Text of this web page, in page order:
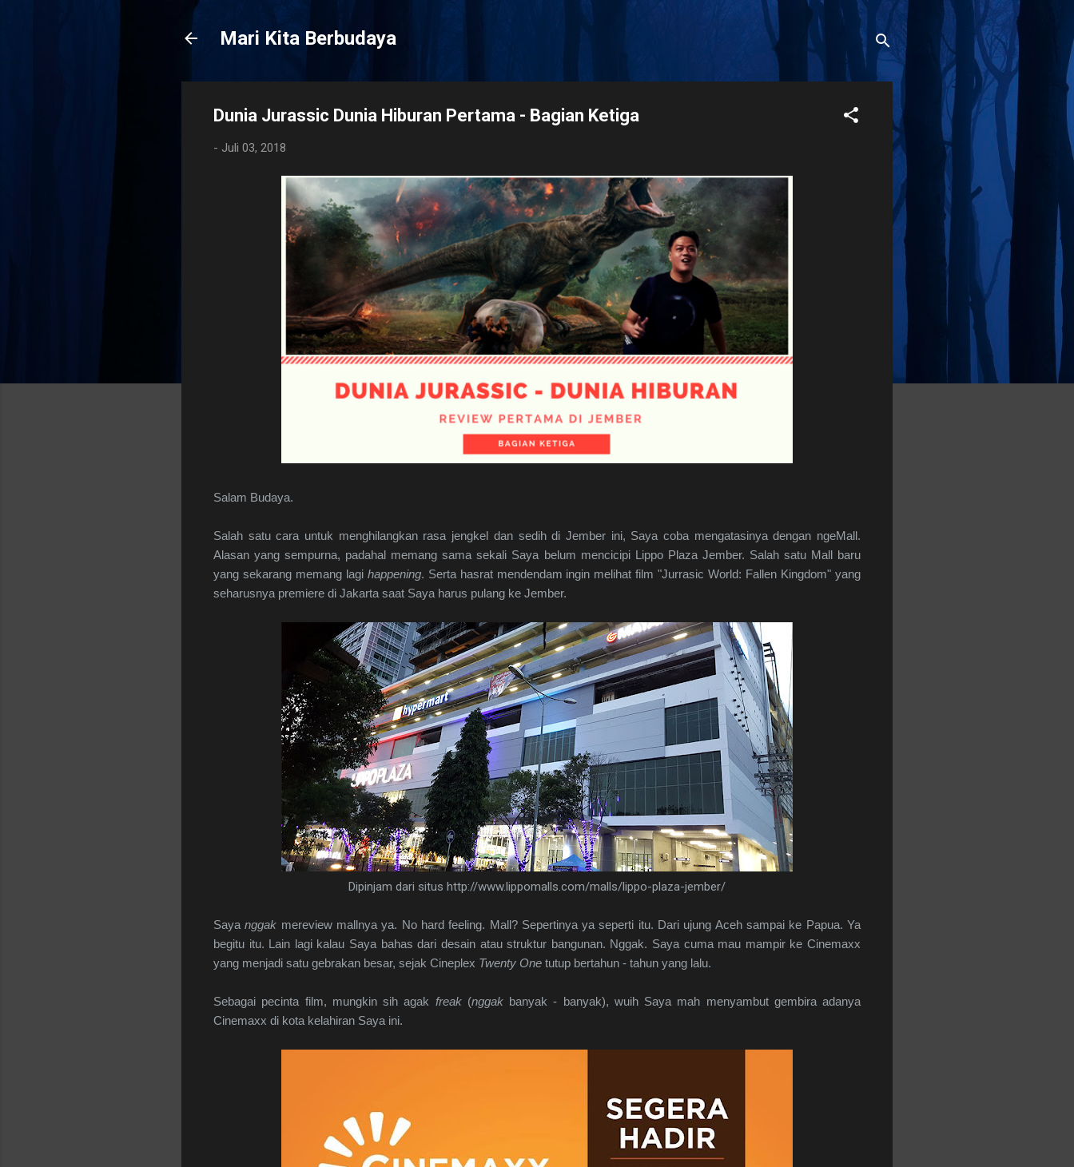
Mari Kita Berbudaya
Dunia Jurassic Dunia Hiburan Pertama - Bagian Ketiga
- Juli 03, 2018
Salam Budaya.
Salah satu cara untuk menghilangkan rasa jengkel dan sedih di Jember ini, Saya coba mengatasinya dengan ngeMall.
Alasan yang sempurna, padahal memang sama sekali Saya belum mencicipi Lippo Plaza Jember. Salah satu Mall baru
yang sekarang memang lagi happening. Serta hasrat mendendam ingin melihat film "Jurrasic World: Fallen Kingdom" yang
seharusnya premiere di Jakarta saat Saya harus pulang ke Jember.
Dipinjam dari situs http://www.lippomalls.com/malls/lippo-plaza-jember/
Sayanggak mereview mallnya ya. No hard feeling. Mall? Sepertinya ya seperti itu. Dari ujung Aceh sampai ke Papua. Ya
begitu itu. Lain lagi kalau Saya bahas dari desain atau struktur bangunan. Nggak. Saya cuma mau mampir ke Cinemaxx
yang menjadi satu gebrakan besar, sejak Cineplex Twenty One tutup bertahun - tahun yang lalu.
Sebagai pecinta film, mungkin sih agak freak(nggakbanyak - banyak), wuih Saya mah menyambut gembira adanya
Cinemaxx di kota kelahiran Saya ini.